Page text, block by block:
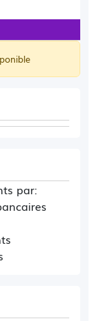
par: